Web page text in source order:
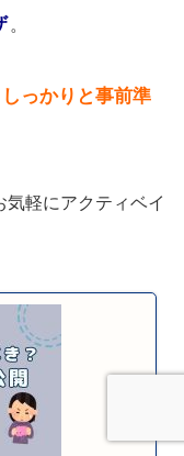
。
しっかりと事前準
軽にアクティベイ